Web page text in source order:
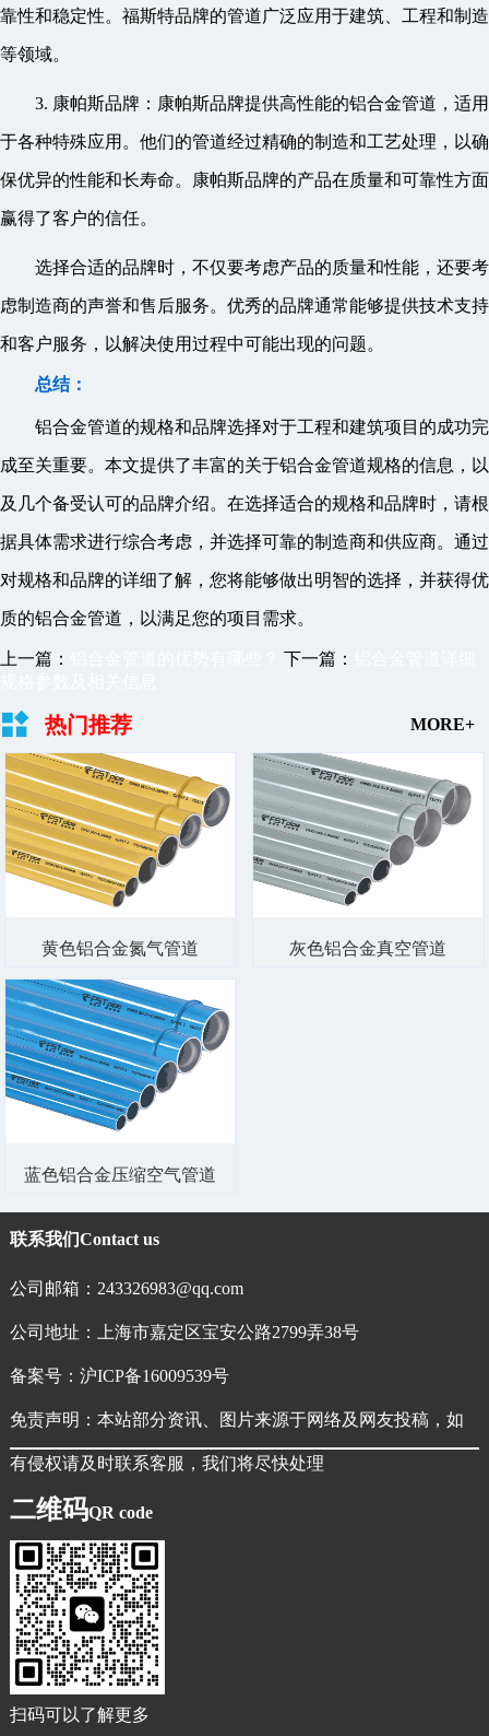
靠性和稳定性。福斯特品牌的管道广泛应用于建筑、工程和制造
等领域。
3. 康帕斯品牌：康帕斯品牌提供高性能的铝合金管道，适用
于各种特殊应用。他们的管道经过精确的制造和工艺处理，以确
保优异的性能和长寿命。康帕斯品牌的产品在质量和可靠性方面
赢得了客户的信任。
选择合适的品牌时，不仅要考虑产品的质量和性能，还要考
虑制造商的声誉和售后服务。优秀的品牌通常能够提供技术支持
和客户服务，以解决使用过程中可能出现的问题。
总结：
铝合金管道的规格和品牌选择对于工程和建筑项目的成功完
成至关重要。本文提供了丰富的关于铝合金管道规格的信息，以
及几个备受认可的品牌介绍。在选择适合的规格和品牌时，请根
据具体需求进行综合考虑，并选择可靠的制造商和供应商。通过
对规格和品牌的详细了解，您将能够做出明智的选择，并获得优
质的铝合金管道，以满足您的项目需求。
上一篇： 下一篇：
热门推荐 MORE+
黄色铝合金氮气管道 灰色铝合金真空管道
蓝色铝合金压缩空气管道
联系我们Contact us
公司邮箱：243326983@qq.com
公司地址：上海市嘉定区宝安公路2799弄38号
备案号： 沪ICP备16009539号
免责声明：本站部分资讯、图片来源于网络及网友投稿，如
有侵权请及时联系客服，我们将尽快处理
二维码QR code
扫码可以了解更多